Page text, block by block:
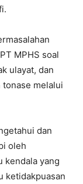
MPHS soal
ulayat, dan
tonase melalui
dan
oleh
kendala yang
ketidakpuasan